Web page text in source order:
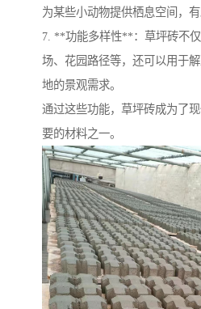
为某些小动物提供栖息空间，
7. **功能多样性**：草坪砖不
场、花园路径等，还可以用于
地的景观需求。
通过这些功能，草坪砖成为了
要的材料之一。